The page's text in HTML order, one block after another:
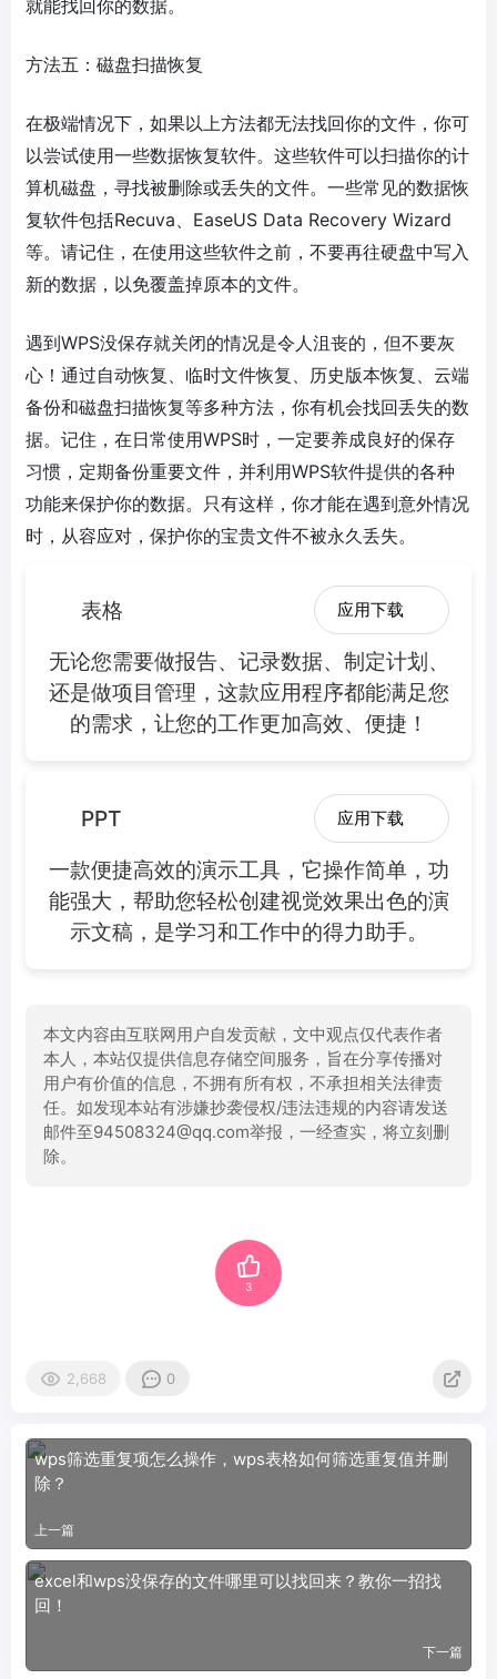
就能找回你的数据。
方法五：磁盘扫描恢复
在极端情况下，如果以上方法都无法找回你的文件，你可
以尝试使用一些数据恢复软件。这些软件可以扫描你的计
算机磁盘，寻找被删除或丢失的文件。一些常见的数据恢
复软件包括Recuva、EaseUS Data Recovery Wizard
等。请记住，在使用这些软件之前，不要再往硬盘中写入
新的数据，以免覆盖掉原本的文件。
遇到WPS没保存就关闭的情况是令人沮丧的，但不要灰
心！通过自动恢复、临时文件恢复、历史版本恢复、云端
备份和磁盘扫描恢复等多种方法，你有机会找回丢失的数
据。记住，在日常使用WPS时，一定要养成良好的保存
习惯，定期备份重要文件，并利用WPS软件提供的各种
功能来保护你的数据。只有这样，你才能在遇到意外情况
时，从容应对，保护你的宝贵文件不被永久丢失。
表格 应用下载
无论您需要做报告、记录数据、制定计划、
还是做项目管理，这款应用程序都能满足您
的需求，让您的工作更加高效、便捷！
PPT 应用下载
一款便捷高效的演示工具，它操作简单，功
能强大，帮助您轻松创建视觉效果出色的演
示文稿，是学习和工作中的得力助手。
本文内容由互联网用户自发贡献，文中观点仅代表作者
本人，本站仅提供信息存储空间服务，旨在分享传播对
用户有价值的信息，不拥有所有权，不承担相关法律责
任。如发现本站有涉嫌抄袭侵权/违法违规的内容请发送
邮件至94508324@qq.com举报，一经查实，将立刻删
除。
3
2,668 0
wps筛选重复项怎么操作，wps表格如何筛选重复值并删
除？
上一篇
excel和wps没保存的文件哪里可以找回来？教你一招找
回！
下一篇